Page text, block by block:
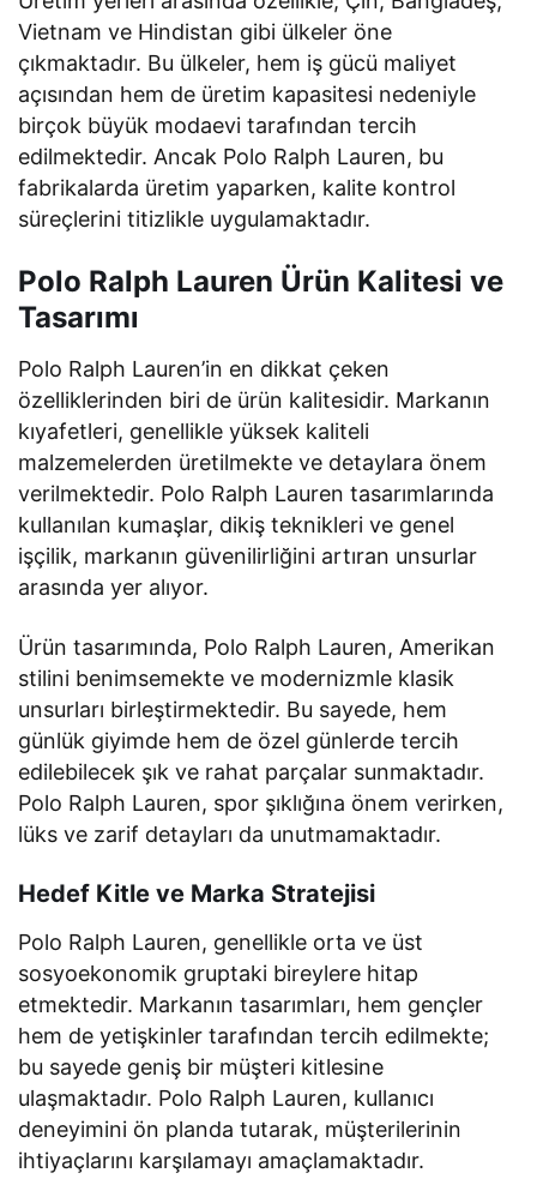
Vietnam ve Hindistan gibi ülkeler öne
çıkmaktadır. Bu ülkeler, hem iş gücü maliyet
açısından hem de üretim kapasitesi nedeniyle
birçok büyük modaevi tarafından tercih
edilmektedir. Ancak Polo Ralph Lauren, bu
fabrikalarda üretim yaparken, kalite kontrol
süreçlerini titizlikle uygulamaktadır.
Polo Ralph Lauren Ürün Kalitesi ve
Tasarımı
Polo Ralph Lauren’in en dikkat çeken
özelliklerinden biri de ürün kalitesidir. Markanın
kıyafetleri, genellikle yüksek kaliteli
malzemelerden üretilmekte ve detaylara önem
verilmektedir. Polo Ralph Lauren tasarımlarında
kullanılan kumaşlar, dikiş teknikleri ve genel
işçilik, markanın güvenilirliğini artıran unsurlar
arasında yer alıyor.
Ürün tasarımında, Polo Ralph Lauren, Amerikan
stilini benimsemekte ve modernizmle klasik
unsurları birleştirmektedir. Bu sayede, hem
günlük giyimde hem de özel günlerde tercih
edilebilecek şık ve rahat parçalar sunmaktadır.
Polo Ralph Lauren, spor şıklığına önem verirken,
lüks ve zarif detayları da unutmamaktadır.
Hedef Kitle ve Marka Stratejisi
Polo Ralph Lauren, genellikle orta ve üst
sosyoekonomik gruptaki bireylere hitap
etmektedir. Markanın tasarımları, hem gençler
hem de yetişkinler tarafından tercih edilmekte;
bu sayede geniş bir müşteri kitlesine
ulaşmaktadır. Polo Ralph Lauren, kullanıcı
deneyimini ön planda tutarak, müşterilerinin
ihtiyaçlarını karşılamayı amaçlamaktadır.